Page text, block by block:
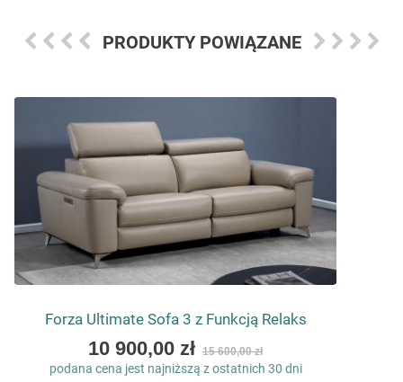
PRODUKTY POWIĄZANE
Forza Ultimate Sofa 3 z Funkcją Relaks
As
low
10 900,00 zł 15 600,00 zł
podana cena jest najniższą z ostatnich 30 dni